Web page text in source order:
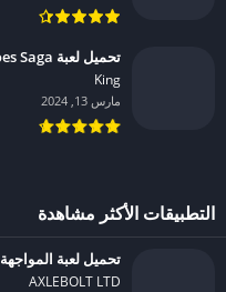
تحميل لعبة Farm Heroes Saga مهكرة للاندرويد 2024
King‏
مارس 13, 2024
التطبيقات الأكثر مشاهدة
تحميل لعبة المواجهة 2 مهكرة للاندرويد 2024
AXLEBOLT LTD‏